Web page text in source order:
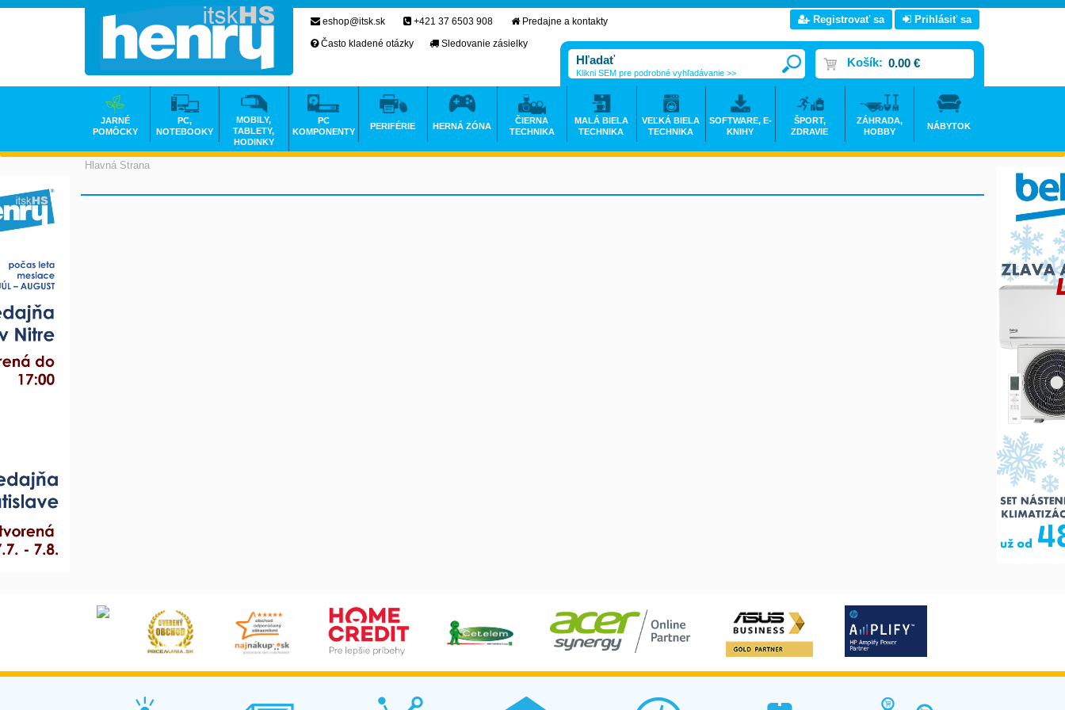
Hlavná Strana
eshop@itsk.sk +421 37 6503 908
Predajne a kontakty
Často kladené otázky
Sledovanie zásielky
Registrovať sa Prihlásiť sa
Košík: 0.00 €
Klikni SEM pre podrobné vyhľadávanie >>
JARNÉ
POMÔCKY
PC,
NOTEBOOKY
MOBILY,
TABLETY,
HODINKY
PC
KOMPONENTY
PERIFÉRIE HERNÁ ZÓNA
ČIERNA
TECHNIKA
MALÁ BIELA
TECHNIKA
VEĽKÁ BIELA
TECHNIKA
SOFTWARE, E-
KNIHY
ŠPORT,
ZDRAVIE
ZÁHRADA,
HOBBY
NÁBYTOK